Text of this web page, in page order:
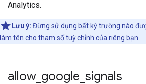
Analytics.
Lưu ý: Đừng sử dụng bất kỳ trường nào
làm tên cho tham số tuỳ chỉnh của riêng bạn.
allow_ google signals